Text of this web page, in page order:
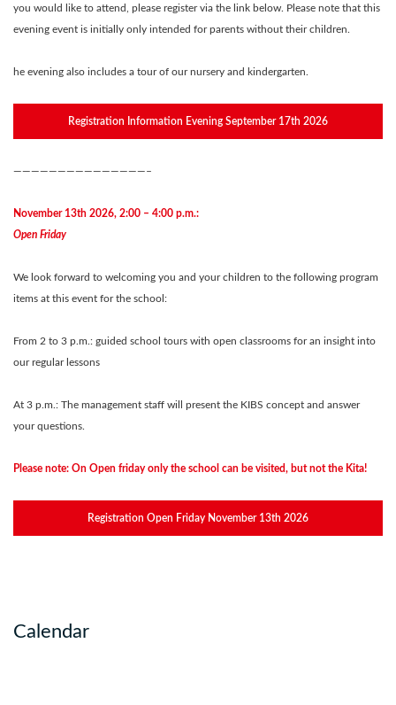
you would like to attend, please register via the link below. Please note that this
evening event is initially only intended for parents without their children.
he evening also includes a tour of our nursery and kindergarten.
Registration Information Evening September 17th 2026
———————————————–
November 13th 2026, 2:00 – 4:00 p.m.:
Open Friday
We look forward to welcoming you and your children to the following program
items at this event for the school:
From 2 to 3 p.m.: guided school tours with open classrooms for an insight into
our regular lessons
At 3 p.m.: The management staff will present the KIBS concept and answer
your questions.
Please note: On Open friday only the school can be visited, but not the Kita!
Registration Open Friday November 13th 2026
Calendar